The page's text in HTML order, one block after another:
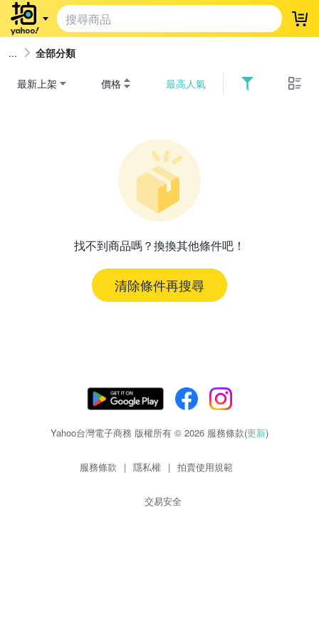
登
全部分類
最新上架 價格 最高人氣
找不到商品嗎？換換其他條件吧！
清除條件再搜尋
Yahoo台灣電子商務 版權所有 © 2026 服務條款(更新)
服務條款 | 隱私權 | 拍賣使用規範
交易安全